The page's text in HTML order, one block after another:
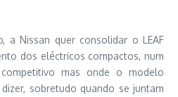
a Nissan quer consolidar o LEAF
dos eléctricos compactos, num
mas onde o modelo
sobretudo quando se juntam